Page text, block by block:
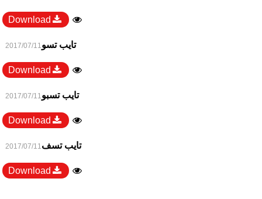
Download
تايب تسو2017/07/11
Download
تايب تسبو2017/07/11
Download
تايب تسف2017/07/11
Download